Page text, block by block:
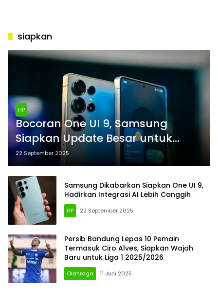
siapkan
HP
Bocoran One UI 9, Samsung
Siapkan Update Besar untuk
Pengguna Galaxy
22 September 2025
Samsung Dikabarkan Siapkan One UI 9,
Hadirkan Integrasi AI Lebih Canggih
HP 22 September 2025
Persib Bandung Lepas 10 Pemain
Termasuk Ciro Alves, Siapkan Wajah
Baru untuk Liga 1 2025/2026
Olahraga 11 Juni 2025